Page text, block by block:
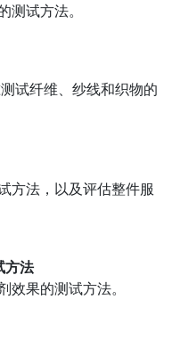
试方法。
试纤维、纱线和织物的
方法，以及评估整件服
方法
果的测试方法。